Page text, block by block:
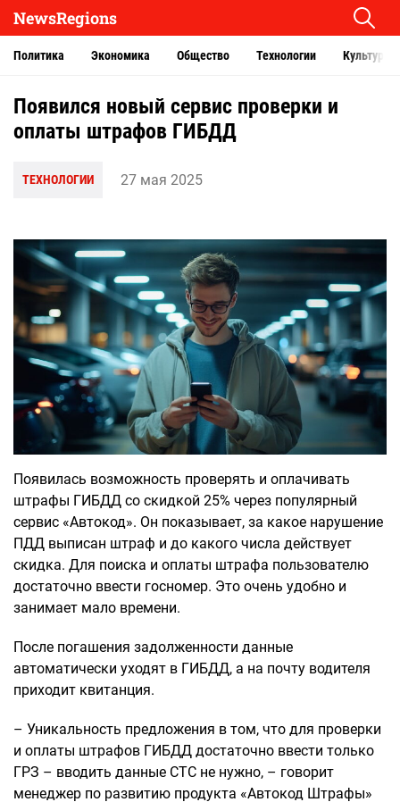
NewsRegions
Политика Экономика Общество Технологии Культура
Появился новый сервис проверки и
оплаты штрафов ГИБДД
ТЕХНОЛОГИИ 27 мая 2025
Появилась возможность проверять и оплачивать
штрафы ГИБДД со скидкой 25% через популярный
сервис «Автокод». Он показывает, за какое нарушение
ПДД выписан штраф и до какого числа действует
скидка. Для поиска и оплаты штрафа пользователю
достаточно ввести госномер. Это очень удобно и
занимает мало времени.
После погашения задолженности данные
автоматически уходят в ГИБДД, а на почту водителя
приходит квитанция.
– Уникальность предложения в том, что для проверки
и оплаты штрафов ГИБДД достаточно ввести только
ГРЗ – вводить данные СТС не нужно, – говорит
менеджер по развитию продукта «Автокод Штрафы»